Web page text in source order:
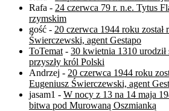
Rafa - 24 czerwca 79 r. n.e. Tytus
rzymskim
gość - 20 czerwca 1944 roku został
Świerczewski, agent Gestapo
ToTemat - 30 kwietnia 1310
przyszły król Polski
Andrzej - 20 czerwca 1944 roku
Eugeniusz Świerczewski, agent
jasam1 - W nocy z 13 na 14 maja
bitwa pod Murowaną Oszmianką